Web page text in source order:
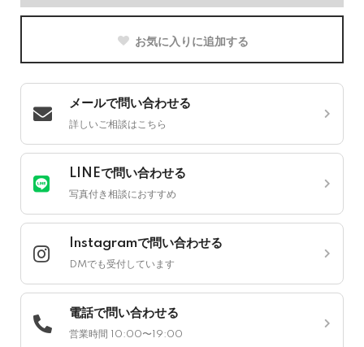
お気に入りに追加する
メールで問い合わせる
詳しいご相談はこちら
LINEで問い合わせる
写真付き相談におすすめ
Instagramで問い合わせる
DMでも受付しています
電話で問い合わせる
営業時間 10:00〜19:00